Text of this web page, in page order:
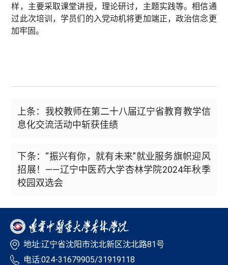
样，主要采取课堂讲授，理论研讨，主题实践等。相信通
过此次培训，学员们的入党动机将更加端正，政治信念更
加牢固。
上条：我校教师在第二十八届辽宁省教育教学信
息化交流活动中斩获佳绩
下条：“振兴有你，就有未来”就业服务旗帜迎风
招展！——辽宁中医药大学杏林学院2024年秋季
校园双选会
地址:辽宁省沈阳市沈北新区沈北路81号
电话:024-31679905/31919118